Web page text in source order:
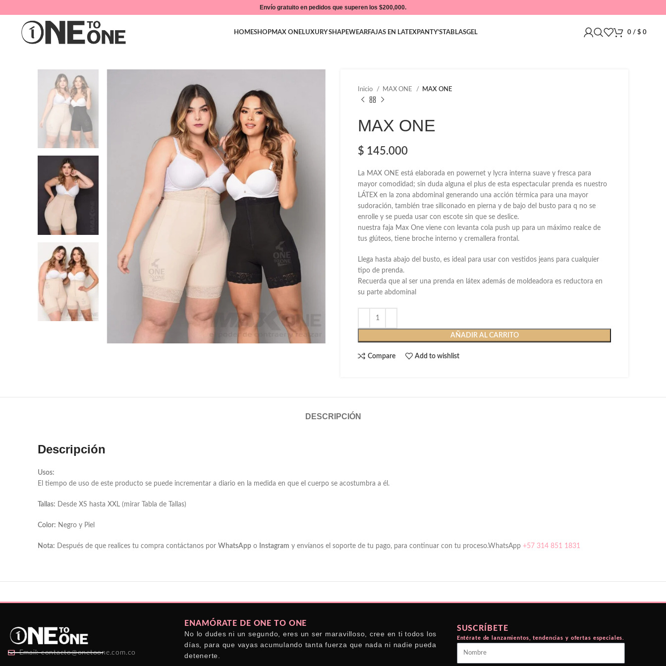
Envío gratuito en pedidos que superen los $200,000.
HOMESHOPMAX ONELUXURY SHAPEWEARFAJAS EN LATEX PANTY’STABLASGEL 0 / $ 0
Inicio MAX ONE MAX ONE
MAX ONE
$ 145.000
La MAX ONE está elaborada en powernet y lycra interna suave y fresca para
mayor comodidad; sin duda alguna el plus de esta espectacular prenda es nuestro
LÁTEX en la zona abdominal generando una acción térmica para una mayor
sudoración, también trae siliconado en pierna y de bajo del busto para q no se
enrolle y se pueda usar con escote sin que se deslice.
nuestra faja Max One viene con levanta cola push up para un máximo realce de
tus glúteos, tiene broche interno y cremallera frontal.
Llega hasta abajo del busto, es ideal para usar con vestidos jeans para cualquier
tipo de prenda.
Recuerda que al ser una prenda en látex además de moldeadora es reductora en
su parte abdominal
AÑADIR AL CARRITO
Compare Add to wishlist
DESCRIPCIÓN
Descripción
Usos:
El tiempo de uso de este producto se puede incrementar a diario en la medida en que el cuerpo se acostumbra a él.
Tallas: Desde XS hasta XXL (mirar Tabla de Tallas)
Color: Negro y Piel
Nota: Después de que realices tu compra contáctanos por WhatsApp o Instagram y envíanos el soporte de tu pago, para continuar con tu proceso.WhatsApp +57 314 851 1831
Email: contacto@onetoone.com.co
ENAMÓRATE DE ONE TO ONE
No lo dudes ni un segundo, eres un ser maravilloso, cree en ti todos los
días, para que vayas acumulando tanta fuerza que nada ni nadie pueda
detenerte.
SUSCRÍBETE
Entérate de lanzamientos, tendencias y ofertas especiales.